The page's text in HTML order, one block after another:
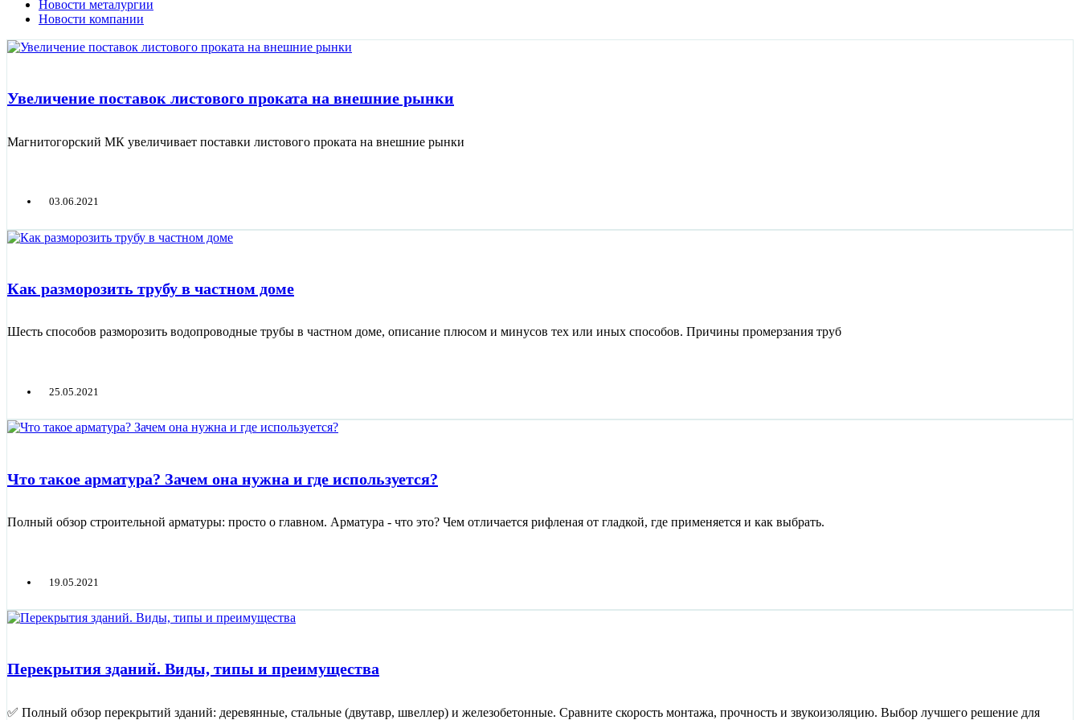
Новости металургии
Новости компании
Увеличение поставок листового проката на внешние рынки
Магнитогорский МК увеличивает поставки листового проката на внешние рынки
03.06.2021
Как разморозить трубу в частном доме
Шесть способов разморозить водопроводные трубы в частном доме, описание плюсом и минусов тех или иных способов. Причины промерзания труб
25.05.2021
Что такое арматура? Зачем она нужна и где используется?
Полный обзор строительной арматуры: просто о главном. Арматура - что это? Чем отличается рифленая от гладкой, где применяется и как выбрать.
19.05.2021
Перекрытия зданий. Виды, типы и преимущества
✅ Полный обзор перекрытий зданий: деревянные, стальные (двутавр, швеллер) и железобетонные. Сравните скорость монтажа, прочность и звукоизоляцию. Выбор лучшего решение для